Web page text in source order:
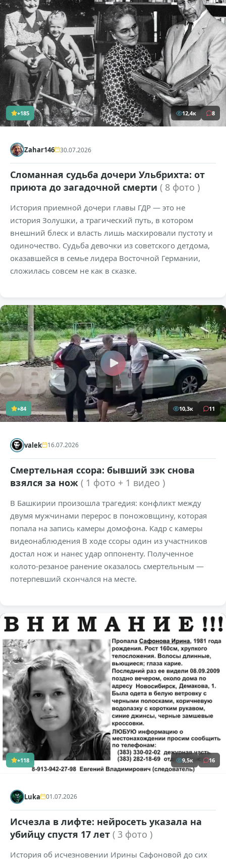
+185 12,4к 8
Zahar146 30.07.2026
Сломанная судьба дочери Ульбрихта: от
приюта до загадочной смерти ( 8 фото )
История приемной дочери главы ГДР — это не
история Золушки, а трагический путь, в котором
внешний блеск и власть лишь маскировали пустоту и
одиночество. Судьба девочки из советского детдома,
оказавшейся в семье лидера Восточной Германии,
сложилась совсем не как в сказке.
+84 10,3к 11
valek 16.07.2026
Смертельная ссора: бывший зэк снова
взялся за нож ( 1 фото + 1 видео )
В Башкирии произошла трагедия: конфликт между
двумя мужчинами перерос в поножовщину, которая
попала на запись камеры домофона. Кадр с камеры
видеонаблюдения В ходе ссоры один из участников
достал нож и нанес удар оппоненту. Полученное
колото-резаное ранение оказалось смертельным —
потерпевший скончался на месте.
+118 9,5к 16
Luka 01.07.2026
Исчезла в лифте: нейросеть указала на
убийцу спустя 17 лет ( 3 фото )
История об исчезновении Ирины Сафоновой до сих